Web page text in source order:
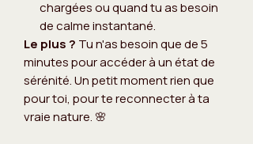
chargées ou quand tu as besoin
de calme instantané.
Le plus ? Tu n'as besoin que de 5
minutes pour accéder à un état de
sérénité. Un petit moment rien que
pour toi, pour te reconnecter à ta
vraie nature. 🌸